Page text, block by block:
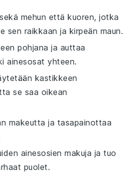
mehun että kuoren, jotka
sen raikkaan ja kirpeän maun.
pohjana ja auttaa
ainesosat yhteen.
kastikkeen
se saa oikean
makeutta ja tasapainottaa
ainesosien makuja ja tuo
puolet.